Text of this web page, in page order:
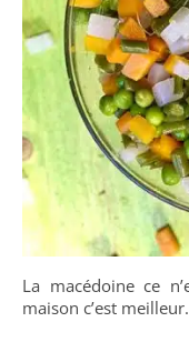
La macédoine ce n’est pas seulement en boîtes ! Faite
maison c’est meilleur.